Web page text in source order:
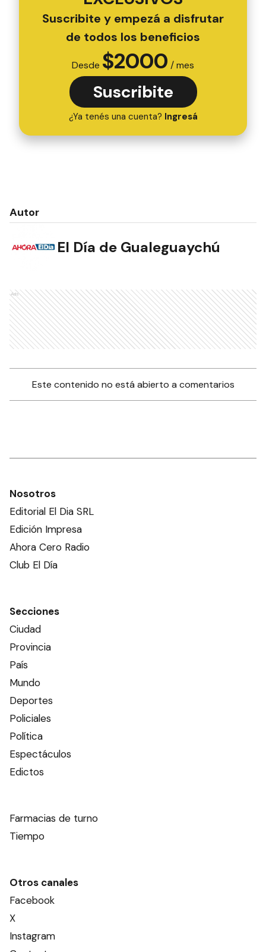
Suscribite y empezá a disfrutar
de todos los beneficios
Desde $2000 / mes
Suscribite
¿Ya tenés una cuenta? Ingresá
Autor
El Día de Gualeguaychú
Ads
Este contenido no está abierto a comentarios
Nosotros
Editorial El Dia SRL
Edición Impresa
Ahora Cero Radio
Club El Día
Secciones
Ciudad
Provincia
País
Mundo
Deportes
Policiales
Política
Espectáculos
Edictos
Farmacias de turno
Tiempo
Otros canales
Facebook
X
Instagram